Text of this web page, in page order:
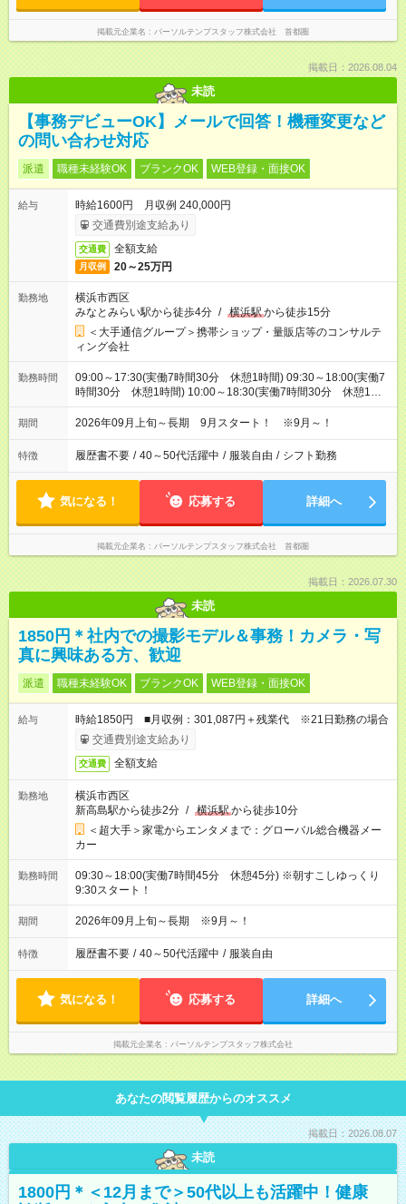
掲載元企業名 パーソルテンプスタッフ株式会社 首都圏
掲載日：2026.08.04
未読
【事務デビューOK】メールで回答！機種変更など
の問い合わせ対応
派遣 職種未経験OK ブランクOK WEB登録・面接OK
給与
時給1600円 月収例 240,000円
交通費別途支給あり
交通費 全額支給
月収例 20～25万円
勤務地
横浜市西区
みなとみらい駅から徒歩4分 / 横浜駅から徒歩15分
＜大手通信グループ＞携帯ショップ・量販店等のコンサルテ
ィング会社
勤務時間
09:00～17:30(実働7時間30分 休憩1時間) 09:30～18:00(実働7
時間30分 休憩1時間) 10:00～18:30(実働7時間30分 休憩1時
間) ※9:00～19:00の間で7.5時間の勤務（シフトの希望も出せま
す！）
期間 2026年09月上旬～長期 9月スタート！ ※9月～！
特徴 履歴書不要 / 40～50代活躍中 / 服装自由 / シフト勤務
気になる！ 応募する 詳細へ
掲載元企業名 パーソルテンプスタッフ株式会社 首都圏
掲載日：2026.07.30
未読
1850円＊社内での撮影モデル＆事務！カメラ・写
真に興味ある方、歓迎
派遣 職種未経験OK ブランクOK WEB登録・面接OK
給与
時給1850円 ■月収例：301,087円＋残業代 ※21日勤務の場合
交通費別途支給あり
交通費 全額支給
勤務地
横浜市西区
新高島駅から徒歩2分 / 横浜駅から徒歩10分
＜超大手＞家電からエンタメまで：グローバル総合機器メー
カー
勤務時間
09:30～18:00(実働7時間45分 休憩45分) ※朝すこしゆっくり
9:30スタート！
期間 2026年09月上旬～長期 ※9月～！
特徴 履歴書不要 / 40～50代活躍中 / 服装自由
気になる！ 応募する 詳細へ
掲載元企業名 パーソルテンプスタッフ株式会社
あなたの閲覧履歴からのオススメ
掲載日：2026.08.07
未読
1800円＊＜12月まで＞50代以上も活躍中！健康